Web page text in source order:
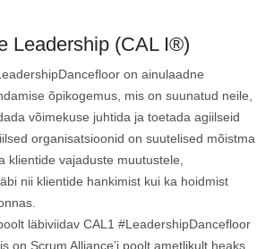
Leadership (CAL I®)
on ainulaadne
õpikogemus, mis on suunatud neile,
võimekuse juhtida ja toetada agiilseid
organisatsioonid on suutelised mõistma
klientide vajaduste muutustele,
nii klientide hankimist kui ka hoidmist
läbiviidav CAL1 #LeadershipDancefloor
on Scrum Alliance’i poolt ametlikult heaks